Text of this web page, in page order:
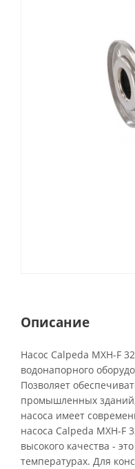
Описание
Насос Calpeda MXH-F
водонапорного
Позволяет
промышленных зданий,
насоса имеет
насоса Calpeda MXH-
высокого качества -
температурах. Для